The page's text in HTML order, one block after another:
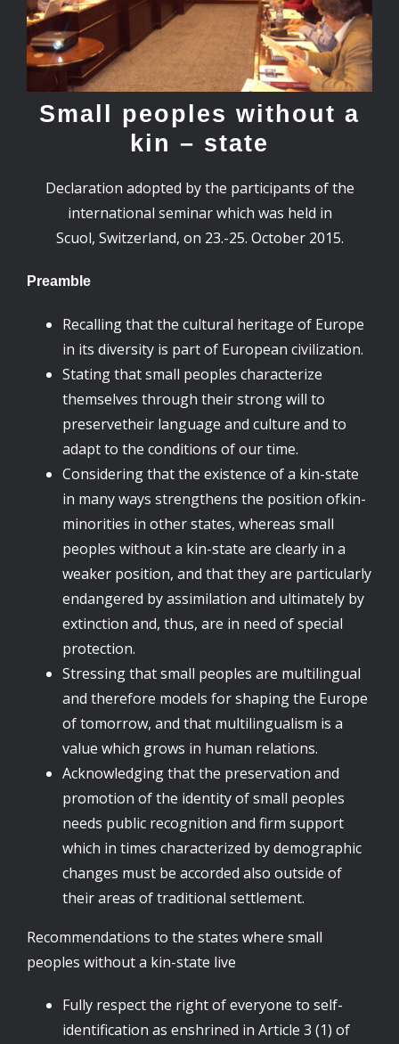
Small peoples without a
kin – state
Declaration adopted by the participants of the
international seminar which was held in
Scuol, Switzerland, on 23.-25. October 2015.
Preamble
Recalling that the cultural heritage of Europe
in its diversity is part of European civilization.
Stating that small peoples characterize
themselves through their strong will to
preservetheir language and culture and to
adapt to the conditions of our time.
Considering that the existence of a kin-state
in many ways strengthens the position ofkin-
minorities in other states, whereas small
peoples without a kin-state are clearly in a
weaker position, and that they are particularly
endangered by assimilation and ultimately by
extinction and, thus, are in need of special
protection.
Stressing that small peoples are multilingual
and therefore models for shaping the Europe
of tomorrow, and that multilingualism is a
value which grows in human relations.
Acknowledging that the preservation and
promotion of the identity of small peoples
needs public recognition and firm support
which in times characterized by demographic
changes must be accorded also outside of
their areas of traditional settlement.
Recommendations to the states where small
peoples without a kin-state live
Fully respect the right of everyone to self-
identification as enshrined in Article 3 (1) of